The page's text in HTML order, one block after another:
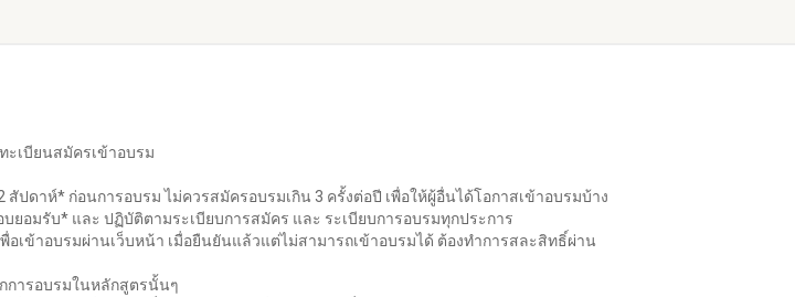
ะเบียนสมัครเข้าอบรม
ปดาห์* ก่อนการอบรม ไม่ควรสมัครอบรมเกิน 3 ครั้งต่อปี เพื่อให้ผู้อื่นได้โอกาสเข้าอบรมบ้าง
อมรับ* และ ปฏิบัติตามระเบียบการสมัคร และ ระเบียบการอบรมทุกประการ
เข้าอบรมผ่านเว็บหน้า เมื่อยืนยันแล้วแต่ไม่สามารถเข้าอบรมได้ ต้องทำการสละสิทธิ์ผ่าน
การอบรมในหลักสูตรนั้นๆ